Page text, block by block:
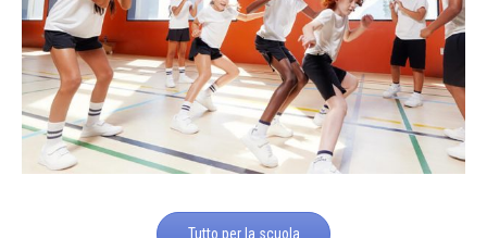
Tutto per la scuola